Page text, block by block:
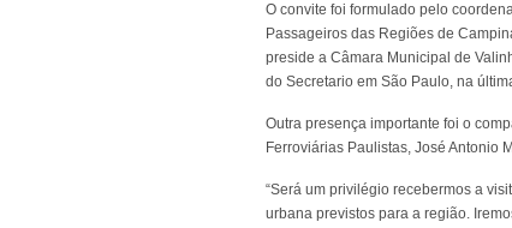
O convite foi formulado pelo
Passageiros das Regiões de
preside a Câmara Municipal de
do Secretario em São Paulo, na
Outra presença importante foi o
Ferroviárias Paulistas, José Antonio
“Será um privilégio recebermos a
urbana previstos para a região.